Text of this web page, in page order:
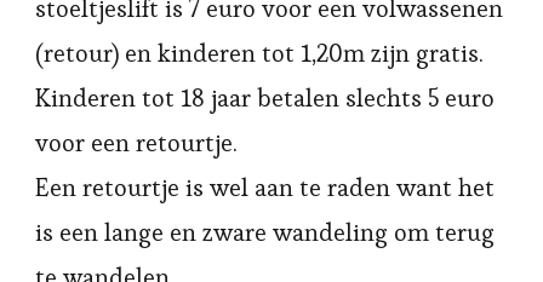
stoeltjeslift is 7 euro voor een volwassenen
(retour) en kinderen tot 1,20m zijn gratis.
Kinderen tot 18 jaar betalen slechts 5 euro
voor een retourtje.
Een retourtje is wel aan te raden want het
is een lange en zware wandeling om terug